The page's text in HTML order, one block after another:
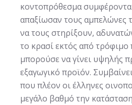
κοντοπρόθεσμα συμφέροντα
απαξίωσαν τους αμπελώνες
να τους στηρίξουν,
το κρασί εκτός από τρόφιμο
μπορούσε να γίνει υψηλής
εξαγωγικό προϊόν.
που πλέον οι έλληνες
μεγάλο βαθμό την